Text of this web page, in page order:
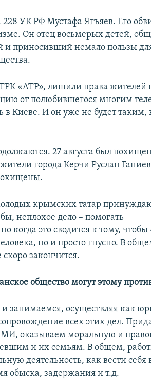
228 УК РФ Мустафа Ягъяев. Его
Он отец восьмерых детей,
приносивший немало пользы для
«АТР», лишили права жителей
от полюбившегося многим
в Киеве. И он уже не будет
27 августа был
города Керчи Руслан
крымских татар
неплохое дело – помогать
когда это сводится к тому, чтобы
но и просто гнусно. В
скоро закончится.
общество могут этому
и занимаемся, осуществляя как
всех этих дел.
оказываем моральную и
и их семьям. В общем,
деятельность, как вести себя
обыска, задержания и т.д.